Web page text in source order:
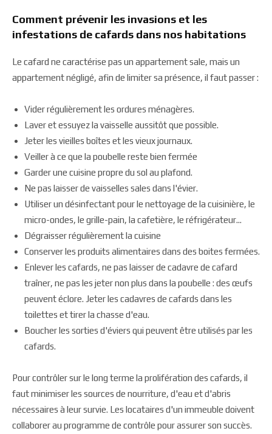
Comment prévenir les invasions et les
infestations de cafards dans nos habitations
Le cafard ne caractérise pas un appartement sale, mais un
appartement négligé, afin de limiter sa présence, il faut passer :
Vider régulièrement les ordures ménagères.
Laver et essuyez la vaisselle aussitôt que possible.
Jeter les vieilles boîtes et les vieux journaux.
Veiller à ce que la poubelle reste bien fermée
Garder une cuisine propre du sol au plafond.
Ne pas laisser de vaisselles sales dans l'évier.
Utiliser un désinfectant pour le nettoyage de la cuisinière, le
micro-ondes, le grille-pain, la cafetière, le réfrigérateur...
Dégraisser régulièrement la cuisine
Conserver les produits alimentaires dans des boites fermées.
Enlever les cafards, ne pas laisser de cadavre de cafard
traîner, ne pas les jeter non plus dans la poubelle : des œufs
peuvent éclore. Jeter les cadavres de cafards dans les
toilettes et tirer la chasse d'eau.
Boucher les sorties d'éviers qui peuvent être utilisés par les
cafards.
Pour contrôler sur le long terme la prolifération des cafards, il
faut minimiser les sources de nourriture, d'eau et d'abris
nécessaires à leur survie. Les locataires d'un immeuble doivent
collaborer au programme de contrôle pour assurer son succès.